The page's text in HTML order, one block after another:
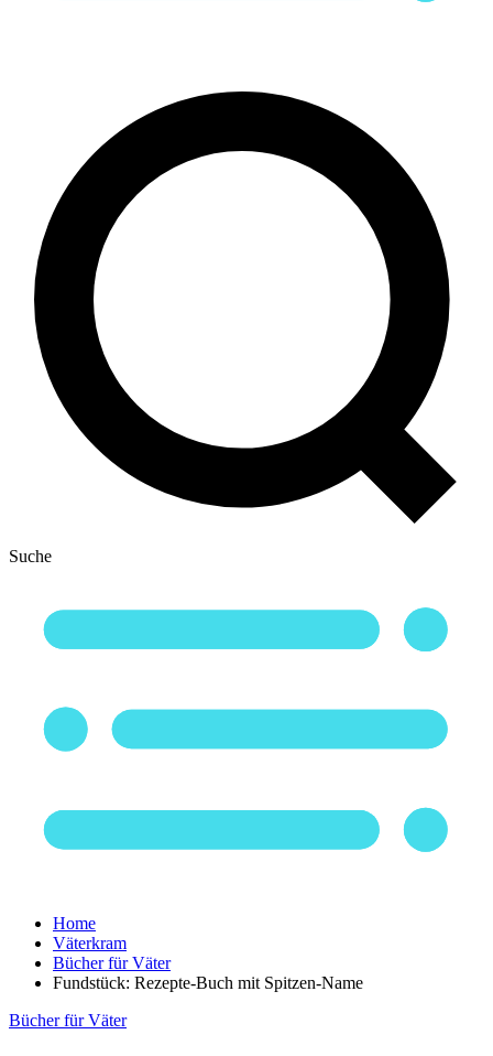
Suche
Home
Väterkram
Bücher für Väter
Fundstück: Rezepte-Buch mit Spitzen-Name
Bücher für Väter